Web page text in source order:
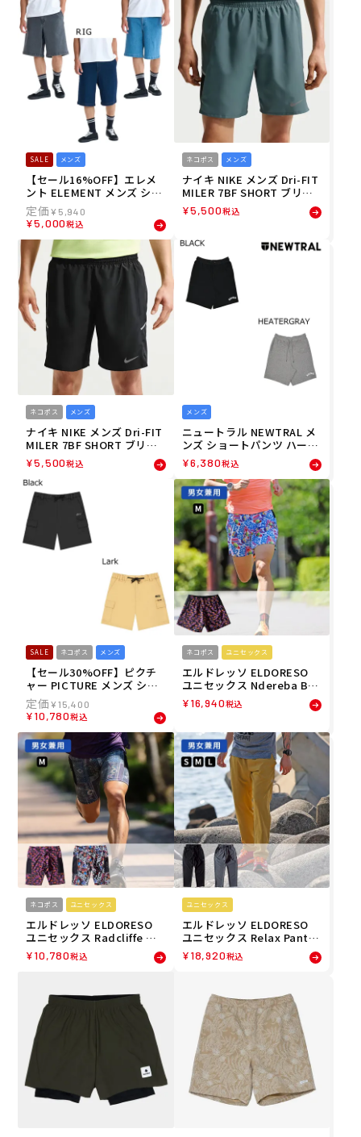
SALE メンズ
【セール16%OFF】エレメ
ント ELEMENT メンズ ショ
ートパンツ ハーフパンツ S
HOD SHORTS STD DENIM
BG021600 26SU
¥ 5,940
¥5,000税込
ネコポス メンズ
ナイキ NIKE メンズ Dri-FIT
MILER 7BF SHORT ブリー
フ裏地付き ランニング ショ
ートパンツ IF2071-382 26S
¥5,500税込
ネコポス メンズ
ナイキ NIKE メンズ Dri-FIT
MILER 7BF SHORT ブリー
フ裏地付き ランニング ショ
ートパンツ IF2071-010 26S
U
¥5,500税込
メンズ
ニュートラル NEWTRAL メ
ンズ ショートパンツ ハーフ
パンツ College Logo Swe
at Shorts NT2262004 26S
P
¥6,380税込
SALE ネコポス メンズ
【セール30%OFF】ピクチ
ャー PICTURE メンズ ショ
ートパンツ ハーフパンツ AL
PHO SHORTS MSH0129 26
SP
¥15,400
¥10,780税込
ネコポス ユニセックス
エルドレッソ ELDORESO
ユニセックス Ndereba Bug
gy Shorts ランニング ショ
ートパンツ E2112416 26SP
¥16,940税込
ネコポス ユニセックス
エルドレッソ ELDORESO
ユニセックス Radcliffe Mi
ddle Spats ランニング シ
ョートパンツ E2406816 26S
¥10,780税込
ユニセックス
エルドレッソ ELDORESO
ユニセックス Relax Pants
ランニング ロングパンツ E2
005916 26SP
¥18,920税込